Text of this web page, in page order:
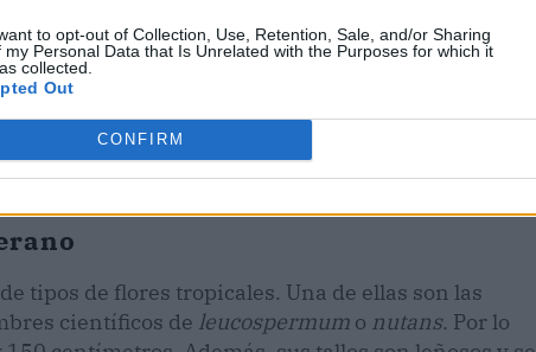
to opt-out of Collection, Use, Retention, Sale, and/or Sharing
my Personal Data that Is Unrelated with the Purposes for which it
collected.
Out
CONFIRM
tipos de flores tropicales. Una de ellas son las
científicos de leucospermum o nutans. Por lo